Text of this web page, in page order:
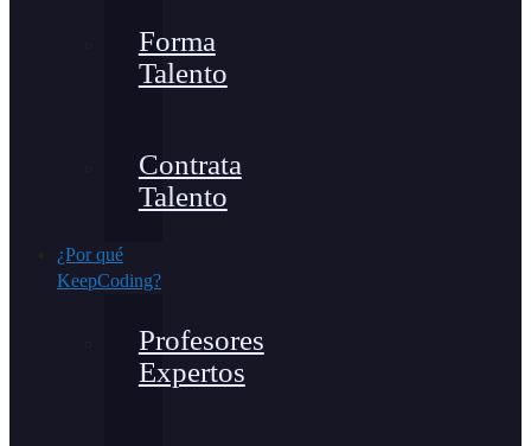
Forma
Talento
Contrata
Talento
¿Por qué
KeepCoding?
Profesores
Expertos